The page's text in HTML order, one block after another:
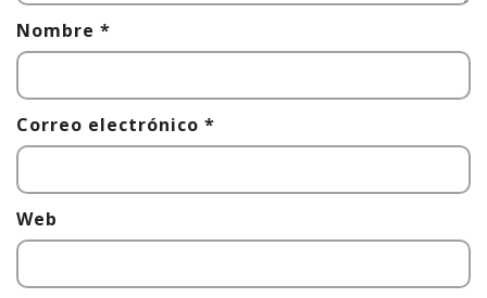
Nombre *
Correo electrónico *
Web